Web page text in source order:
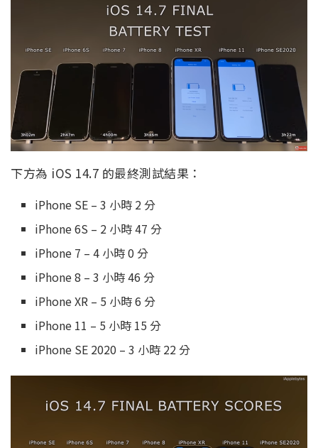
下方為 iOS 14.7 的最終測試結果：
iPhone SE – 3 小時 2 分
iPhone 6S – 2 小時 47 分
iPhone 7 – 4 小時 0 分
iPhone 8 – 3 小時 46 分
iPhone XR – 5 小時 6 分
iPhone 11 – 5 小時 15 分
iPhone SE 2020 – 3 小時 22 分